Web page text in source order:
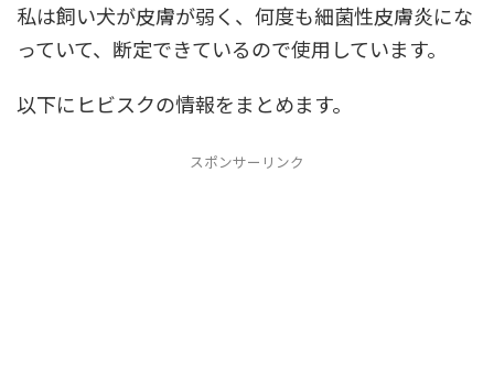
私は飼い犬が皮膚が弱く、何度も細菌性皮膚炎にな
っていて、断定できているので使用しています。
以下にヒビスクの情報をまとめます。
スポンサーリンク